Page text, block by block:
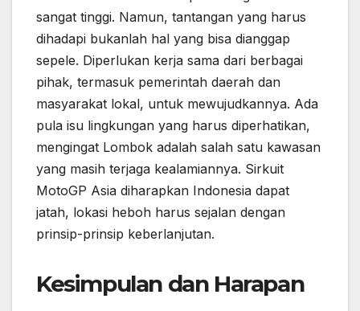
sangat tinggi. Namun, tantangan yang harus
dihadapi bukanlah hal yang bisa dianggap
sepele. Diperlukan kerja sama dari berbagai
pihak, termasuk pemerintah daerah dan
masyarakat lokal, untuk mewujudkannya. Ada
pula isu lingkungan yang harus diperhatikan,
mengingat Lombok adalah salah satu kawasan
yang masih terjaga kealamiannya. Sirkuit
MotoGP Asia diharapkan Indonesia dapat
jatah, lokasi heboh harus sejalan dengan
prinsip-prinsip keberlanjutan.
Kesimpulan dan Harapan